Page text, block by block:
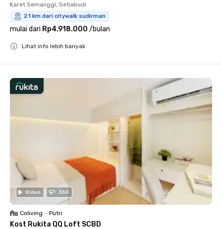
Karet Semanggi, Setiabudi
2.1 km dari citywalk sudirman
mulai dari Rp4.918.000 /bulan
Lihat info lebih banyak
Video 360
Coliving • Putri
Kost Rukita QQ Loft SCBD